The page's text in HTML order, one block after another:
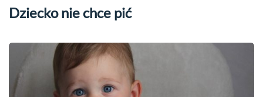
Dziecko nie chce pić